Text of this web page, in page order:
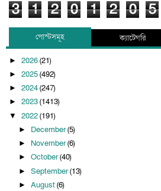
3 1 2 0 1 2 0 5
পোস্টসমূহ ক্যাটেগরি
► 2026(21)
► 2025(492)
► 2024(247)
► 2023(1413)
▼ 2022(191)
► December(5)
► November(6)
► October(40)
► September(13)
► August(6)